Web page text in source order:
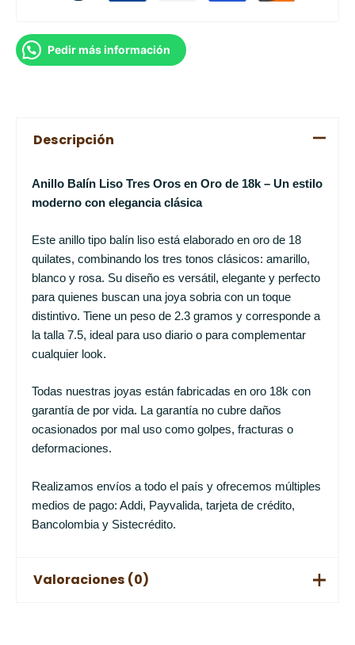
Pedir más información
Descripción
Anillo Balín Liso Tres Oros en Oro de 18k – Un estilo
moderno con elegancia clásica
Este anillo tipo balín liso está elaborado en oro de 18
quilates, combinando los tres tonos clásicos: amarillo,
blanco y rosa. Su diseño es versátil, elegante y perfecto
para quienes buscan una joya sobria con un toque
distintivo. Tiene un peso de 2.3 gramos y corresponde a
la talla 7.5, ideal para uso diario o para complementar
cualquier look.
Todas nuestras joyas están fabricadas en oro 18k con
garantía de por vida. La garantía no cubre daños
ocasionados por mal uso como golpes, fracturas o
deformaciones.
Realizamos envíos a todo el país y ofrecemos múltiples
medios de pago: Addi, Payvalida, tarjeta de crédito,
Bancolombia y Sistecrédito.
Valoraciones (0)